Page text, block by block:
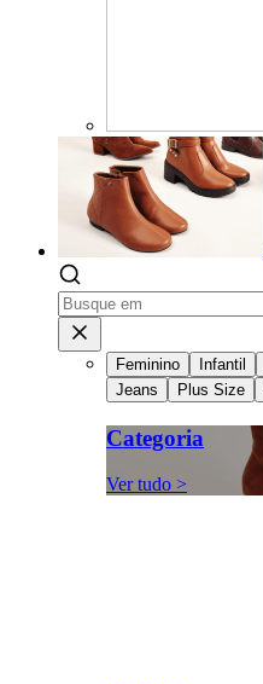
Feminino Infantil
Jeans
Plus Size
Categoria
Ver tudo >